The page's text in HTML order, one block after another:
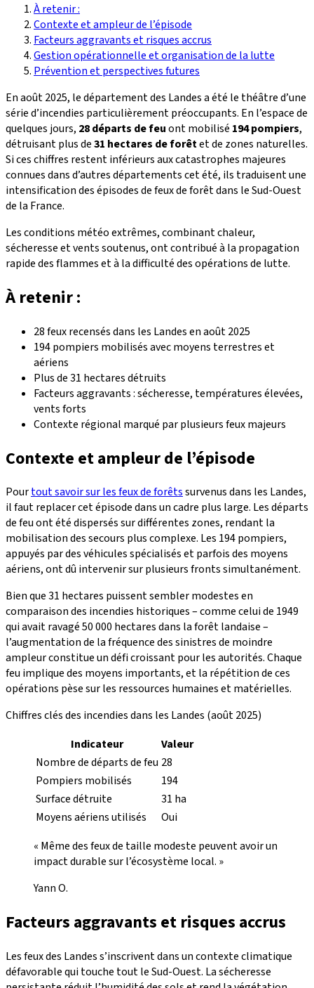
À retenir :
Contexte et ampleur de l’épisode
Facteurs aggravants et risques accrus
Gestion opérationnelle et organisation de la lutte
Prévention et perspectives futures
En août 2025, le département des Landes a été le théâtre d’une
série d’incendies particulièrement préoccupants. En l’espace de
quelques jours, 28 départs de feuont mobilisé 194 pompiers,
détruisant plus de31 hectares de forêtet de zones naturelles.
Si ces chiffres restent inférieurs aux catastrophes majeures
connues dans d’autres départements cet été, ils traduisent une
intensification des épisodes de feux de forêt dans le Sud-Ouest
de la France.
Les conditions météo extrêmes, combinant chaleur,
sécheresse et vents soutenus, ont contribué à la propagation
rapide des flammes et à la difficulté des opérations de lutte.
À retenir :
28 feux recensés dans les Landes en août 2025
194 pompiers mobilisés avec moyens terrestres et
aériens
Plus de 31 hectares détruits
Facteurs aggravants : sécheresse, températures élevées,
vents forts
Contexte régional marqué par plusieurs feux majeurs
Contexte et ampleur de l’épisode
Pourtout savoir sur les feux de forêtssurvenus dans les Landes,
il faut replacer cet épisode dans un cadre plus large. Les départs
de feu ont été dispersés sur différentes zones, rendant la
mobilisation des secours plus complexe. Les 194 pompiers,
appuyés par des véhicules spécialisés et parfois des moyens
aériens, ont dû intervenir sur plusieurs fronts simultanément.
Bien que 31 hectares puissent sembler modestes en
comparaison des incendies historiques – comme celui de 1949
qui avait ravagé 50 000 hectares dans la forêt landaise –
l’augmentation de la fréquence des sinistres de moindre
ampleur constitue un défi croissant pour les autorités. Chaque
feu implique des moyens importants, et la répétition de ces
opérations pèse sur les ressources humaines et matérielles.
Chiffres clés des incendies dans les Landes (août 2025)
Indicateur
Valeur
Nombre de départs de feu 28
Pompiers mobilisés
194
Surface détruite
31 ha
Moyens aériens utilisés
Oui
« Même des feux de taille modeste peuvent avoir un
impact durable sur l’écosystème local. »
Yann O.
Facteurs aggravants et risques accrus
Les feux des Landes s’inscrivent dans un contexte climatique
défavorable qui touche tout le Sud-Ouest. La sécheresse